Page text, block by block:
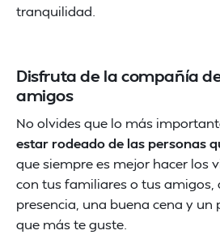
tranquilidad.
Disfruta de la compañía
amigos
No olvides que lo más
estar rodeado de las personas
que siempre es mejor hacer los
con tus familiares o tus amigos,
presencia, una buena cena y un
que más te guste.